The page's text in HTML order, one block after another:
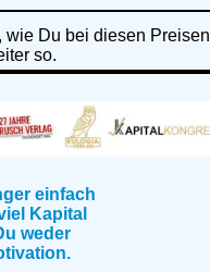
wie Du bei diesen Preisen
so.
einfach
Kapital
weder